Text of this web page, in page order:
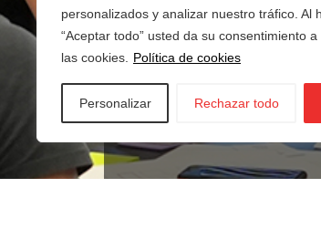
personalizados y analizar nuestro tráfico. Al
“Aceptar todo” usted da su consentimiento
las cookies.
Política de cookies
Personalizar Rechazar todo